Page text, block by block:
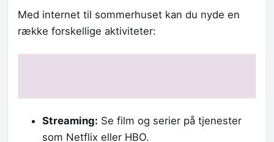
Med internet til sommerhuset kan du nyde en
række forskellige aktiviteter:
Streaming: Se film og serier på tjenester
som Netflix eller HBO.